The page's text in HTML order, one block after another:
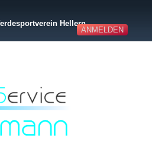
ANMELDEN
Hellern